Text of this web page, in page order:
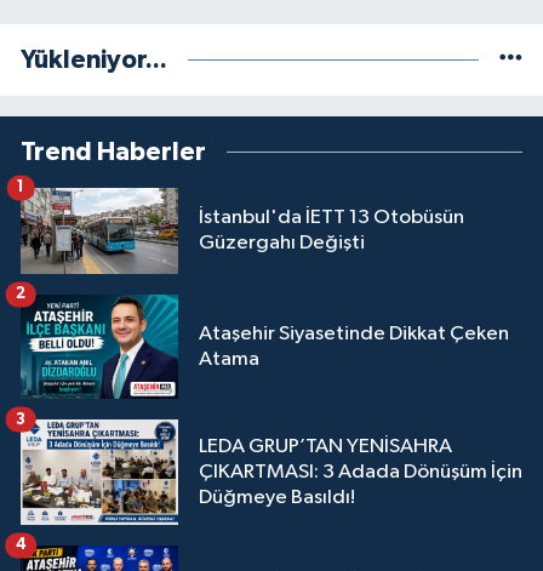
Yükleniyor...
Trend Haberler
İstanbul'da İETT 13 Otobüsün
Güzergahı Değişti
1
Ataşehir Siyasetinde Dikkat Çeken
Atama
2
LEDA GRUP’TAN YENİSAHRA
ÇIKARTMASI: 3 Adada Dönüşüm İçin
Düğmeye Basıldı!
3
4